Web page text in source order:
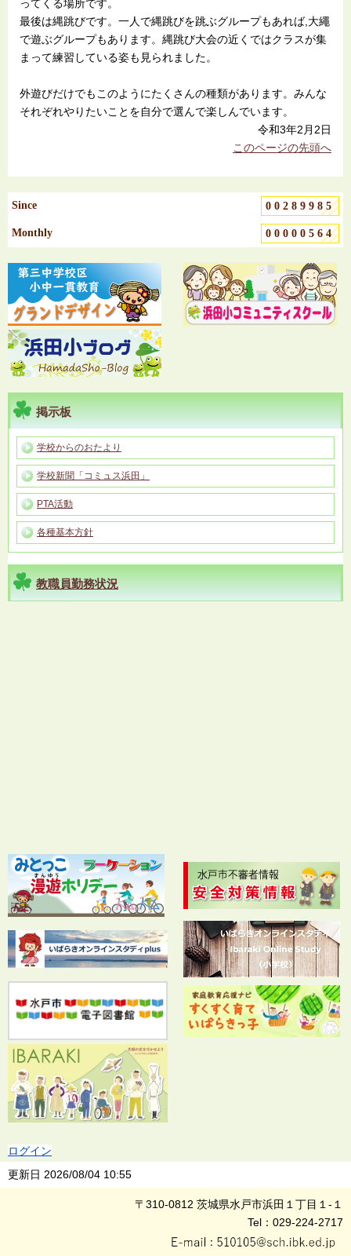
Since 00289985
Monthly 00000564
掲示板
学校からのおたより
学校新聞「コミュス浜田」
PTA活動
各種基本方針
教職員勤務状況
ってくる場所です。
最後は縄跳びです。一人で縄跳びを跳ぶグループもあれば,大繩
で遊ぶグループもあります。縄跳び大会の近くではクラスが集
まって練習している姿も見られました。
外遊びだけでもこのようにたくさんの種類があります。みんな
それぞれやりたいことを自分で選んで楽しんでいます。
令和3年2月2日
このページの先頭へ
更新日 2026/08/04 10:55
ログイン
〒310-0812 茨城県水戸市浜田１丁目１-１
Tel：029-224-2717